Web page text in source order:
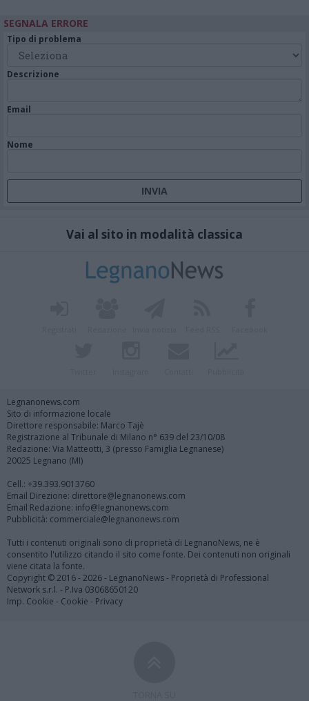
SEGNALA ERRORE
Tipo di problema
Descrizione
Email
Nome
Vai al sito in modalità classica
Legnanonews.com
Sito di informazione locale
Direttore responsabile: Marco Tajè
Registrazione al Tribunale di Milano n° 639 del 23/10/08
Redazione: Via Matteotti, 3 (presso Famiglia Legnanese)
20025 Legnano (MI)
Cell.: +39.393.9013760
Email Direzione: direttore@legnanonews.com
Email Redazione: info@legnanonews.com
Pubblicità: commerciale@legnanonews.com
Tutti i contenuti originali sono di proprietà di LegnanoNews, ne è
consentito l'utilizzo citando il sito come fonte. Dei contenuti non originali
viene citata la fonte.
Copyright © 2016 - 2026 - LegnanoNews - Proprietà di Professional
Network s.r.l. - P.Iva 03068650120
Imp. Cookie - Cookie - Privacy